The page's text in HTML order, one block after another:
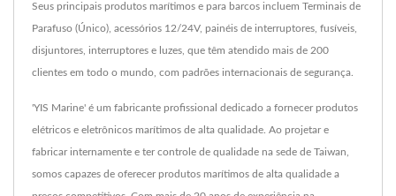
Seus principais produtos marítimos e para barcos incluem Terminais de
Parafuso (Único), acessórios 12/24V, painéis de interruptores, fusíveis,
disjuntores, interruptores e luzes, que têm atendido mais de 200
clientes em todo o mundo, com padrões internacionais de segurança.
'YIS Marine' é um fabricante profissional dedicado a fornecer produtos
elétricos e eletrônicos marítimos de alta qualidade. Ao projetar e
fabricar internamente e ter controle de qualidade na sede de Taiwan,
somos capazes de oferecer produtos marítimos de alta qualidade a